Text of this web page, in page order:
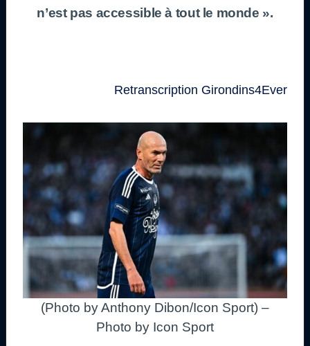
n’est pas accessible à tout le monde ».
Retranscription Girondins4Ever
(Photo by Anthony Dibon/Icon Sport) –
Photo by Icon Sport